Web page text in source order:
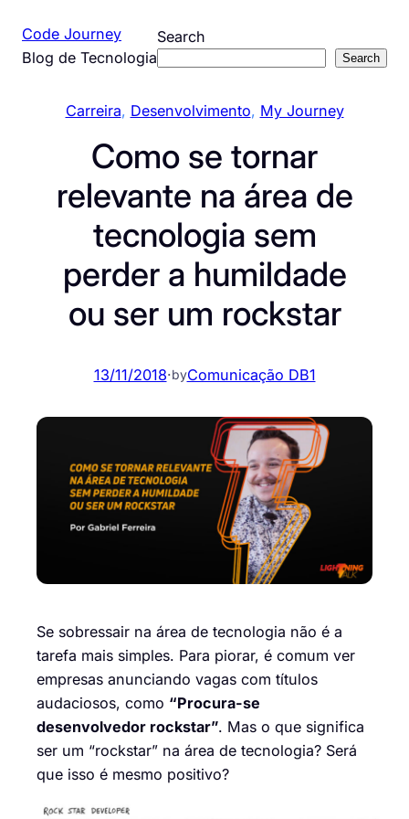
para
Code Journey
Blog de Tecnologia
Search
Search
Carreira, Desenvolvimento, My Journey
Como se tornar
relevante na área de
tecnologia sem
perder a humildade
ou ser um rockstar
13/11/2018·byComunicação DB1
Se sobressair na área de tecnologia não é a
tarefa mais simples. Para piorar, é comum ver
empresas anunciando vagas com títulos
audaciosos, como “Procura-se
desenvolvedor rockstar”. Mas o que significa
ser um “rockstar” na área de tecnologia? Será
que isso é mesmo positivo?